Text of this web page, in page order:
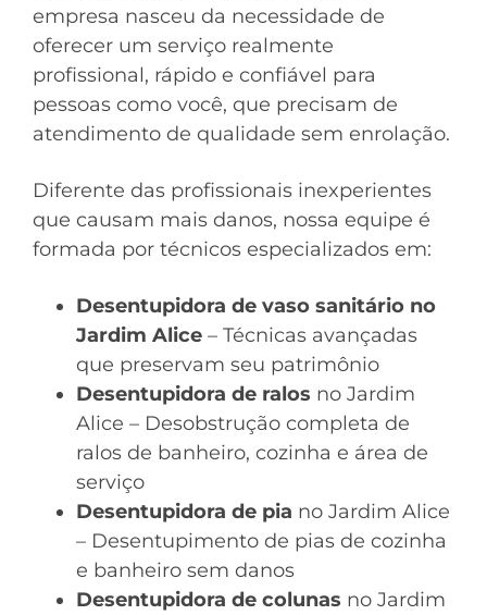
empresa nasceu da necessidade de
oferecer um serviço realmente
profissional, rápido e confiável para
pessoas como você, que precisam de
atendimento de qualidade sem enrolação.
Diferente das profissionais inexperientes
que causam mais danos, nossa equipe é
formada por técnicos especializados em:
Desentupidora de vaso sanitário no
Jardim Alice – Técnicas avançadas
que preservam seu patrimônio
Desentupidora de ralos no Jardim
Alice – Desobstrução completa de
ralos de banheiro, cozinha e área de
serviço
Desentupidora de pia no Jardim Alice
– Desentupimento de pias de cozinha
e banheiro sem danos
Desentupidora de colunas no Jardim